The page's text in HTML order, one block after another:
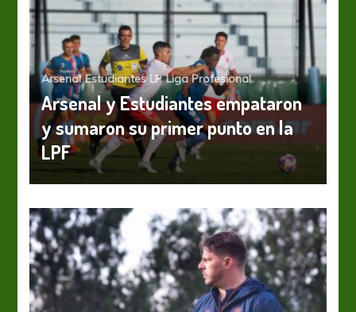
Arsenal Estudiantes LP Liga Profesional
Arsenal y Estudiantes empataron
y sumaron su primer punto en la
LPF